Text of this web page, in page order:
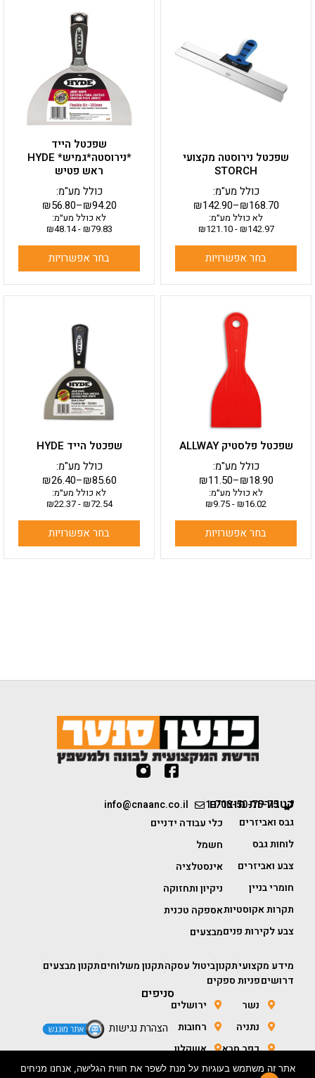
שפכטל נירוסטה מקצועי
STORCH
₪142.90–₪168.70
כולל מע"מ:
לא כולל מע״מ:
₪142.97
-
₪121.10
בחר אפשרויות
סוגים.
ניתן
שפכטל הייד
*נירוסטה*גמיש* HYDE
ראש פטיש
₪56.80–₪94.20
כולל מע"מ:
לא כולל מע״מ:
₪79.83
-
₪48.14
בחר אפשרויות
זה
יש
מספר
סוגים.
ניתן
לבחור
את
האפשרויות
המוצר
שפכטל פלסטיק ALLWAY
₪11.50–₪18.90
כולל מע"מ:
לא כולל מע״מ:
₪16.02
-
₪9.75
בחר אפשרויות
זה
יש
מספר
סוגים.
ניתן
לבחור
האפשרויות
המוצר
שפכטל הייד HYDE
₪26.40–₪85.60
כולל מע"מ:
לא כולל מע״מ:
₪72.54
-
₪22.37
בחר אפשרויות
יש
מספר
סוגים.
ניתן
לבחור
את
האפשרויות
המוצר
1-700-50-75-75
info@cnaanc.co.il קטגוריות מוצרים
גבס ואביזרים
לוחות גבס
צבע ואביזרים
חומרי בניין
תקרות אקוסטיות
צבע לקירות פנים
כלי עבודה ידניים
חשמל
אינסטלציה
ניקיון ותחזוקה
אספקה טכנית
מבצעים
מידע מקצועיתקנוןביטול עסקהתקנון משלוחיםתקנון מבצעים
דרושיםפניות ספקים
סניפים
נשר
נתניה
כפר סבא
חולון
ירושלים
רחובות
אשקלון
באר שבע
הצהרת נגישות
אתר זה משתמש בעוגיות על מנת לשפר את חווית הגלישה, אנחנו מניחים